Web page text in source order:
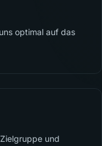
optimal auf das
und